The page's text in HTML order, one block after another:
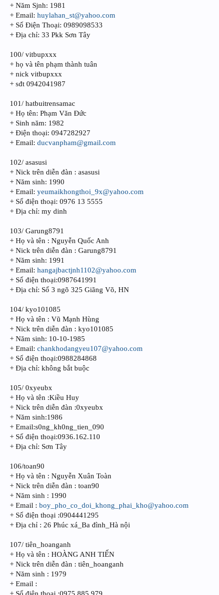
+ Năm Sjnh: 1981
+ Email: huylahan_st@yahoo.com
+ Số Điện Thoại: 0989098533
+ Địa chỉ: 33 Pkk Sơn Tây
100/ vitbupxxx
+ họ và tên phạm thành tuân
+ nick vitbupxxx
+ sđt 0942041987
101/ hatbuitrensamac
+ Họ tên: Phạm Văn Đức
+ Sinh năm: 1982
+ Điện thoại: 0947282927
+ Email: ducvanpham@gmail.com
102/ asasusi
+ Nick trên diễn đàn : asasusi
+ Năm sinh: 1990
+ Email: yeumaikhongthoi_9x@yahoo.com
+ Số điện thoại: 0976 13 5555
+ Địa chỉ: my dinh
103/ Garung8791
+ Họ và tên : Nguyễn Quốc Anh
+ Nick trên diễn đàn : Garung8791
+ Năm sinh: 1991
+ Email: hangajbactjnh1102@yahoo.com
+ Số điện thoại:0987641991
+ Địa chỉ: Số 3 ngõ 325 Giãng Võ, HN
104/ kyo101085
+ Họ và tên : Vũ Mạnh Hùng
+ Nick trên diễn đàn : kyo101085
+ Năm sinh: 10-10-1985
+ Email: chankhodangyeu107@yahoo.com
+ Số điện thoại:0988284868
+ Địa chỉ: không bắt buộc
105/ 0xyeubx
+ Họ và tên :Kiều Huy
+ Nick trên diễn đàn :0xyeubx
+ Năm sinh:1986
+ Email:s0ng_kh0ng_tien_090
+ Số điện thoại:0936.162.110
+ Địa chỉ: Sơn Tây
106/toan90
+ Họ và tên : Nguyễn Xuân Toàn
+ Nick trên diễn đàn : toan90
+ Năm sinh : 1990
+ Email : boy_pho_co_doi_khong_phai_kho@yahoo.com
+ Số điện thoại :0904441295
+ Địa chỉ : 26 Phúc xá_Ba đình_Hà nội
107/ tiên_hoanganh
+ Họ và tên : HOÀNG ANH TIẾN
+ Nick trên diễn đàn : tiên_hoanganh
+ Năm sinh : 1979
+ Email :